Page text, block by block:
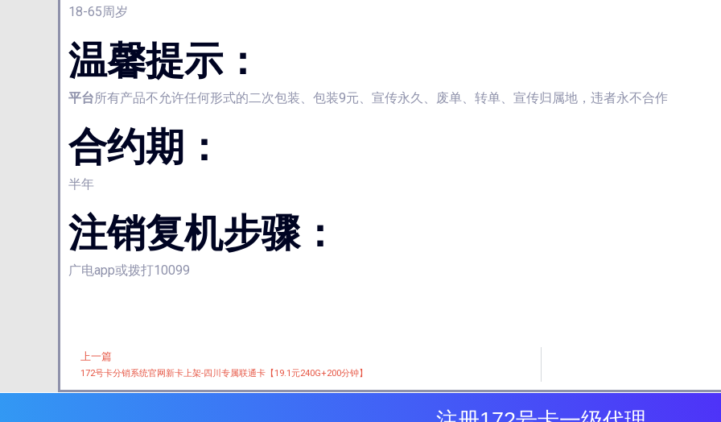
18-65周岁
温馨提示：
平台所有产品不允许任何形式的二次包装、包装9元、宣传永久、废单、转单、宣传归属地，违者永不合作
合约期：
半年
注销复机步骤：
广电app或拨打10099
Prev
上一篇
172号卡分销系统官网新卡上架-四川专属联通卡【19.1元240G+200分钟】